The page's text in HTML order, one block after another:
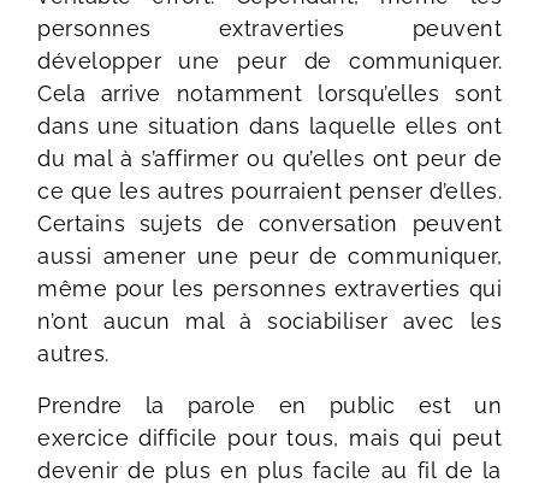
personnes extraverties peuvent
développer une peur de communiquer.
Cela arrive notamment lorsqu’elles sont
dans une situation dans laquelle elles ont
du mal à s’affirmer ou qu’elles ont peur de
ce que les autres pourraient penser d’elles.
Certains sujets de conversation peuvent
aussi amener une peur de communiquer,
même pour les personnes extraverties qui
n’ont aucun mal à sociabiliser avec les
autres.
Prendre la parole en public est un
exercice difficile pour tous, mais qui peut
devenir de plus en plus facile au fil de la